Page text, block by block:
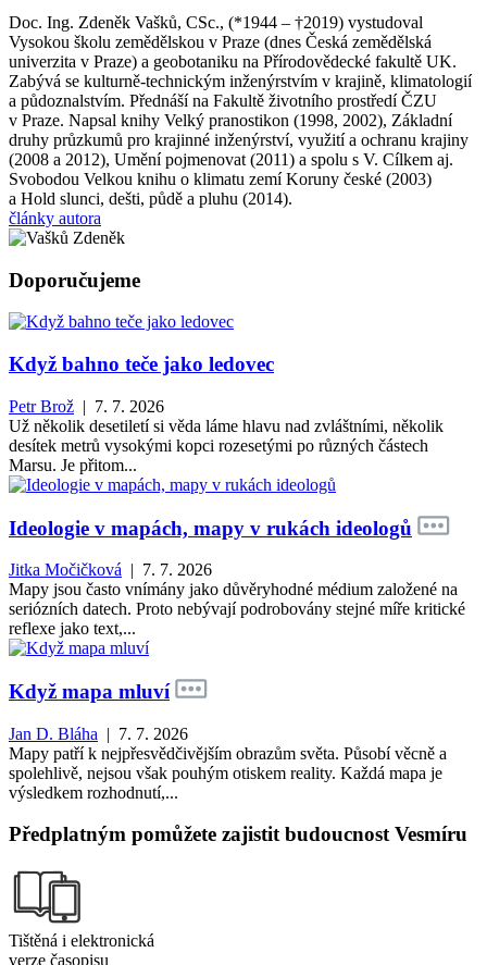
Doc. Ing. Zdeněk Vašků, CSc., (*1944 – †2019) vystudoval
Vysokou školu zemědělskou v Praze (dnes Česká zemědělská
univerzita v Praze) a geobotaniku na Přírodovědecké fakultě UK.
Zabývá se kulturně-technickým inženýrstvím v krajině, klimatologií
a půdoznalstvím. Přednáší na Fakultě životního prostředí ČZU
v Praze. Napsal knihy Velký pranostikon (1998, 2002), Základní
druhy průzkumů pro krajinné inženýrství, využití a ochranu krajiny
(2008 a 2012), Umění pojmenovat (2011) a spolu s V. Cílkem aj.
Svobodou Velkou knihu o klimatu zemí Koruny české (2003)
a Hold slunci, dešti, půdě a pluhu (2014).
články autora
Doporučujeme
Když bahno teče jako ledovec
Petr Brož | 7. 7. 2026
Už několik desetiletí si věda láme hlavu nad zvláštními, několik
desítek metrů vysokými kopci rozesetými po různých částech
Marsu. Je přitom...
Ideologie v mapách, mapy v rukách ideologů
Jitka Močičková | 7. 7. 2026
Mapy jsou často vnímány jako důvěryhodné médium založené na
seriózních datech. Proto nebývají podrobovány stejné míře kritické
reflexe jako text,...
Když mapa mluví
Jan D. Bláha | 7. 7. 2026
Mapy patří k nejpřesvědčivějším obrazům světa. Působí věcně a
spolehlivě, nejsou však pouhým otiskem reality. Každá mapa je
výsledkem rozhodnutí,...
Předplatným pomůžete zajistit budoucnost Vesmíru
Tištěná i elektronická
verze časopisu